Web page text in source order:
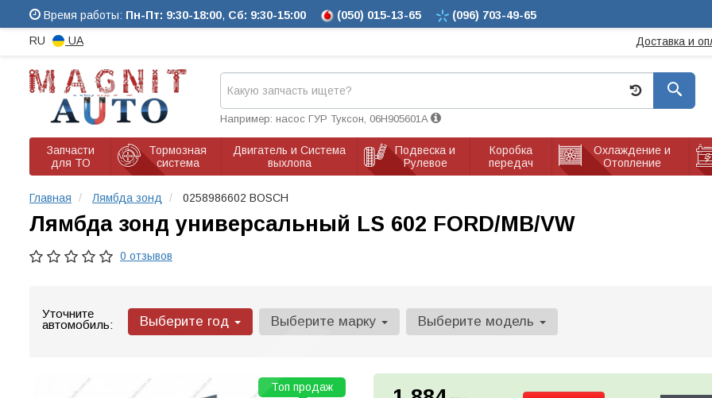
Время работы: Пн-Пт: 9:30-18:00, Сб: 9:30-15:00 (050) 015-13-65 (096) 703-49-65
RU
UA Доставка и
Например: насос ГУР Туксон, 06H905601A
Запчасти
для ТО
Тормозная
система
Двигатель и Система
выхлопа
Подвеска и
Рулевое
Коробка
передач
Охлаждение и
Отопление
Главная Лямбда зонд 0258986602 BOSCH
Лямбда зонд универсальный LS 602 FORD/MB/VW
0 отзывов
Уточните
автомобиль:
Выберите год Выберите марку Выберите модель
Топ продаж